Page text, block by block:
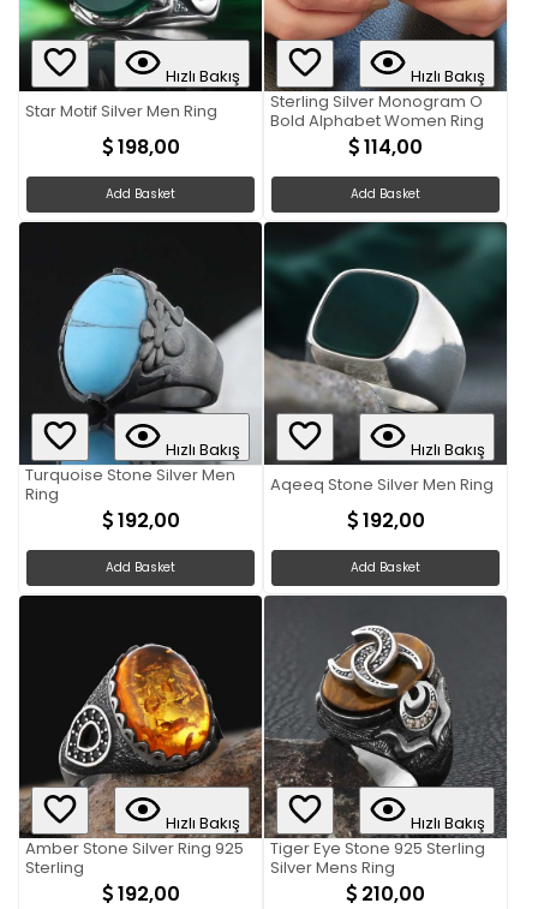
Hızlı Bakış
Star Motif Silver Men Ring
198,00
Add Basket
Hızlı Bakış
Sterling Silver Monogram O
Bold Alphabet Women Ring
114,00
Add Basket
Hızlı Bakış
Turquoise Stone Silver Men
Ring
192,00
Add Basket
Hızlı Bakış
Aqeeq Stone Silver Men Ring
192,00
Add Basket
Hızlı Bakış
Amber Stone Silver Ring 925
Sterling
192,00
Hızlı Bakış
Tiger Eye Stone 925 Sterling
Silver Mens Ring
210,00